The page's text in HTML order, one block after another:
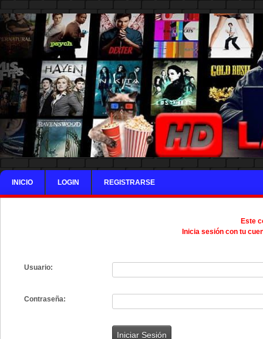
INICIO LOGIN REGISTRARSE
Este
Inicia sesión con tu
Usuario:
Contraseña: